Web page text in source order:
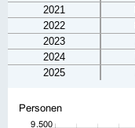
2021
2022
2023
2024
2025